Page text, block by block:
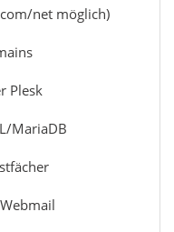
net möglich)
Plesk
MariaDB